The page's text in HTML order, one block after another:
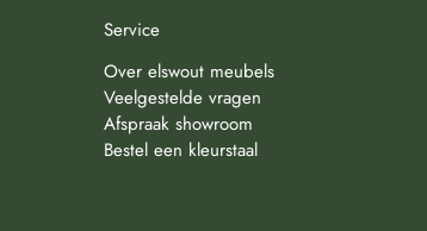
Service
Over elswout meubels
Veelgestelde vragen
Afspraak showroom
Bestel een kleurstaal